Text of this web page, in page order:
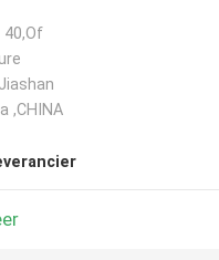
40,Of
,CHINA